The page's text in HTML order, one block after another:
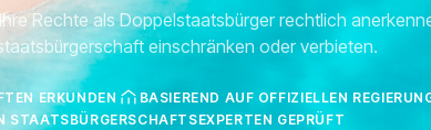
Rechte als Doppelstaatsbürger rechtlich
einschränken oder verbieten.
ERKUNDEN
BASIEREND AUF OFFIZIELLEN
STAATSBÜRGERSCHAFTSEXPERTEN GEPRÜFT